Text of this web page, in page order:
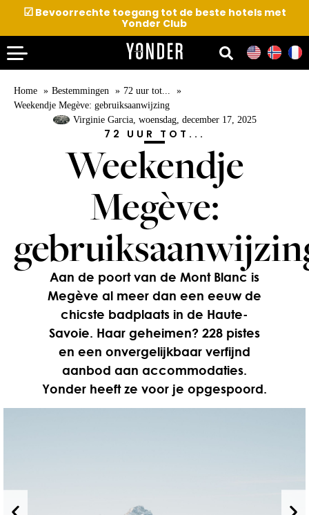
☑Bevoorrechte toegang tot de beste hotels met
Yonder Club
Home Bestemmingen
72 uur tot...
Weekendje Megève: gebruiksaanwijzing
Virginie Garcia, woensdag, december 17, 2025
72 UUR TOT...
Weekendje
Megève:
Aan de poort van de Mont Blanc is
Megève al meer dan een eeuw de
chicste badplaats in de Haute-
Savoie. Haar geheimen? 228 pistes
en een onvergelijkbaar verfijnd
aanbod aan accommodaties.
Yonder heeft ze voor je opgespoord.